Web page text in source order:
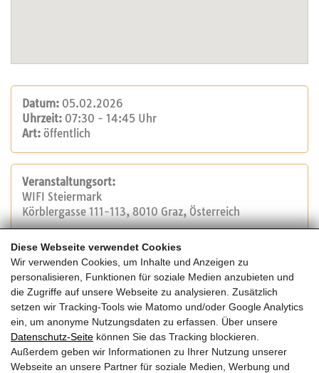
Diese Webseite verwendet Cookies
Wir verwenden Cookies, um Inhalte und Anzeigen zu
personalisieren, Funktionen für soziale Medien anzubieten und
die Zugriffe auf unsere Webseite zu analysieren. Zusätzlich
setzen wir Tracking-Tools wie Matomo und/oder Google Analytics
ein, um anonyme Nutzungsdaten zu erfassen. Über unsere
Datenschutz-Seite können Sie das Tracking blockieren.
Außerdem geben wir Informationen zu Ihrer Nutzung unserer
Webseite an unsere Partner für soziale Medien, Werbung und
Datum: 05.02.2026
Uhrzeit: 07:30 - 14:45 Uhr
Art: öffentlich
Veranstaltungsort:
WIFI Steiermark
Körblergasse 111-113, 8010 Graz, Österreich
Veranstalter:
WIFI Steiermark
Tel.: +43 316 602 1234
E-Mail:info@stmk.wifi.at
Website
Kosten: